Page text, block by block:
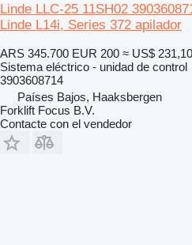
Linde LLC-25 11SH02
Linde L14i, Series 372 apilador
ARS 345.700 EUR 200 ≈ US$ 231,10
Sistema eléctrico - unidad de control
3903608714
Países Bajos, Haaksbergen
Forklift Focus B.V.
Contacte con el vendedor